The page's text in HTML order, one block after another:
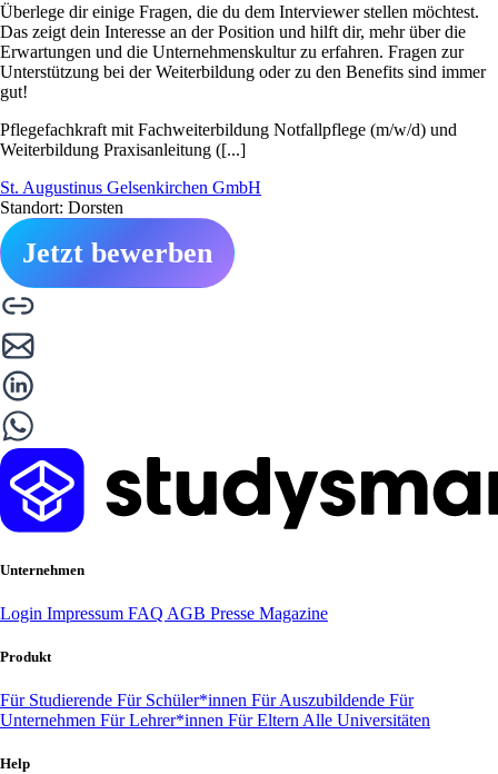
Überlege dir einige Fragen, die du dem Interviewer stellen möchtest.
Das zeigt dein Interesse an der Position und hilft dir, mehr über die
Erwartungen und die Unternehmenskultur zu erfahren. Fragen zur
Unterstützung bei der Weiterbildung oder zu den Benefits sind immer
gut!
Pflegefachkraft mit Fachweiterbildung Notfallpflege (m/w/d) und
Weiterbildung Praxisanleitung ([...]
St. Augustinus Gelsenkirchen GmbH
Standort: Dorsten
Jetzt bewerben
Unternehmen
Login Impressum FAQ AGB Presse Magazine
Produkt
Für Studierende Für Schüler*innen Für Auszubildende Für
Unternehmen Für Lehrer*innen Für Eltern Alle Universitäten
Help